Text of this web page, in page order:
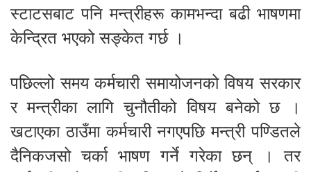
स्टाटसबाट पनि मन्त्रीहरू कामभन्दा बढी भाषणमा
केन्द्रित भएको सङ्केत गर्छ ।
पछिल्लो समय कर्मचारी समायोजनको विषय सरकार
र मन्त्रीका लागि चुनौतीको विषय बनेको छ ।
खटाएका ठाउँमा कर्मचारी नगएपछि मन्त्री पण्डितले
दैनिकजसो चर्का भाषण गर्ने गरेका छन् । तर